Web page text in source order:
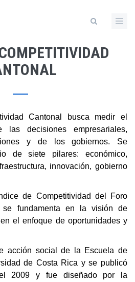
Cantonal busca medir el
las decisiones empresariales,
y de los gobiernos. Se
de siete pilares: económico,
innovación, gobierno
de Competitividad del Foro
se fundamenta en la visión de
el enfoque de oportunidades y
acción social de la Escuela de
de Costa Rica y se publicó
2009 y fue diseñado por la